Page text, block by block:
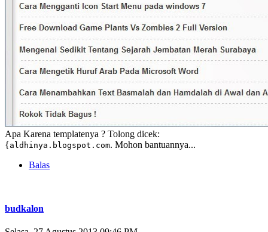
Apa Karena templatenya ? Tolong dicek:
{aldhinya.blogspot.com. Mohon bantuannya...
Balas
budkalon